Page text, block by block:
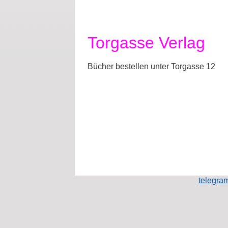
Torgasse Verlag
Bücher bestellen unter Torgasse 12